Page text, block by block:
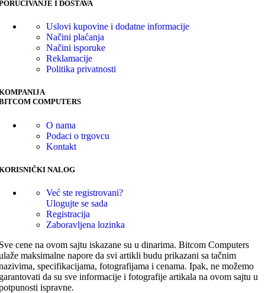
I DOSTAVA
Uslovi kupovine i dodatne informacije
Načini plaćanja
Načini isporuke
Reklamacije
Politika privatnosti
COMPUTERS
O nama
Podaci o trgovcu
Kontakt
NALOG
Već ste registrovani?
Ulogujte se sada
Registracija
Zaboravljena lozinka
cene na ovom sajtu iskazane su u dinarima. Bitcom Computers
maksimalne napore da svi artikli budu prikazani sa tačnim
specifikacijama, fotografijama i cenama. Ipak, ne možemo
da su sve informacije i fotografije artikala na ovom sajtu u
ispravne.